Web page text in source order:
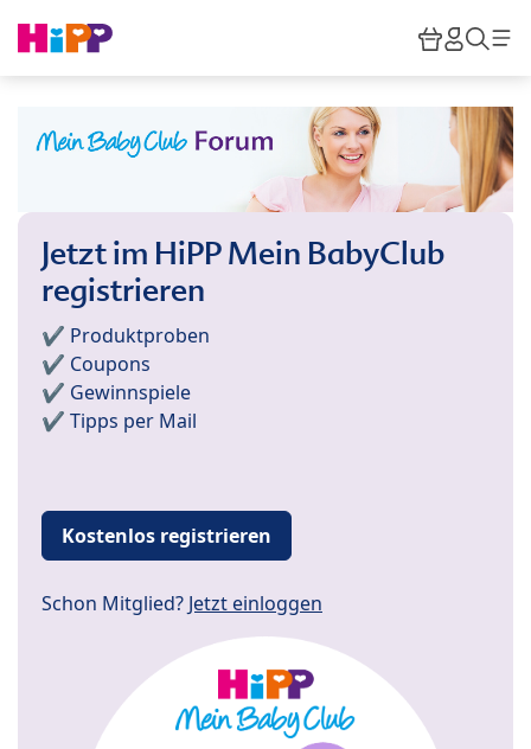
HiPP
Jetzt im HiPP Mein BabyClub
registrieren
✔️ Produktproben
✔️ Coupons
✔️ Gewinnspiele
✔️ Tipps per Mail
Kostenlos registrieren
Schon Mitglied? Jetzt einloggen